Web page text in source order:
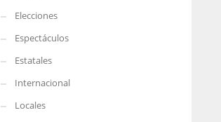
Elecciones
Espectáculos
Estatales
Internacional
Locales